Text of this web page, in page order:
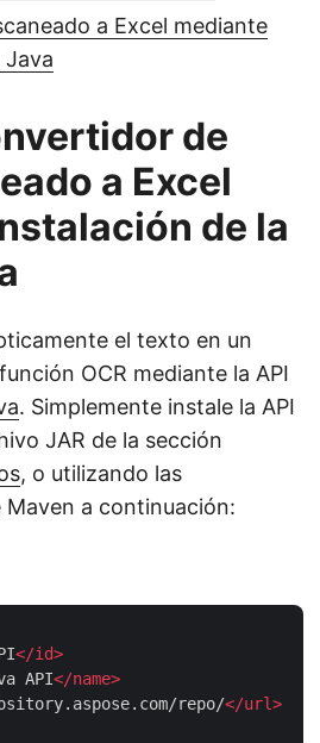
a Excel mediante
de
a Excel
de la
el texto en un
OCR mediante la API
. Simplemente instale la API
JAR de la sección
, o utilizando las
a continuación:
</id>
API</name>
repo/</url>